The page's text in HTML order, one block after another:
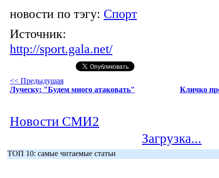
новости по тэгу: Спорт
Источник:
http://sport.gala.net/
<< Предыдущая
Луческу: "Будем много атаковать"
Кличко
Новости СМИ2
Загрузка...
ТОП 10: самые читаемые статьи